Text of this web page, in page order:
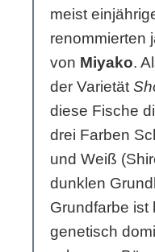
meist
renommierten
von Miyako.
der Varietät
diese Fische
drei Farben
und Weiß
dunklen
Grundfarbe ist
genetisch